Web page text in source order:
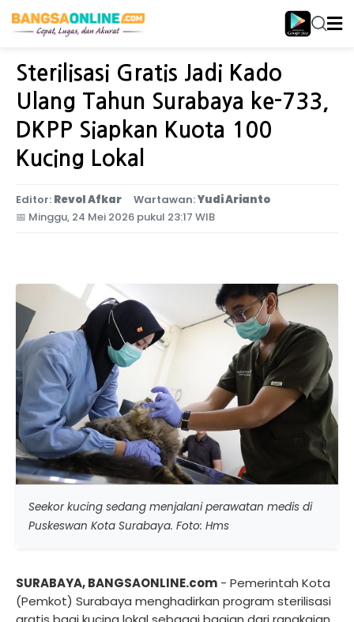
Home Jawa Timur
Sterilisasi Gratis Jadi Kado
Ulang Tahun Surabaya ke-733,
DKPP Siapkan Kuota 100
Kucing Lokal
Editor: Revol Afkar Wartawan:Yudi Arianto
📅 Minggu, 24 Mei 2026 pukul 23:17 WIB
Seekor kucing sedang menjalani perawatan medis di
Puskeswan Kota Surabaya. Foto: Hms
SURABAYA, BANGSAONLINE.com - Pemerintah Kota
(Pemkot) Surabaya menghadirkan program sterilisasi